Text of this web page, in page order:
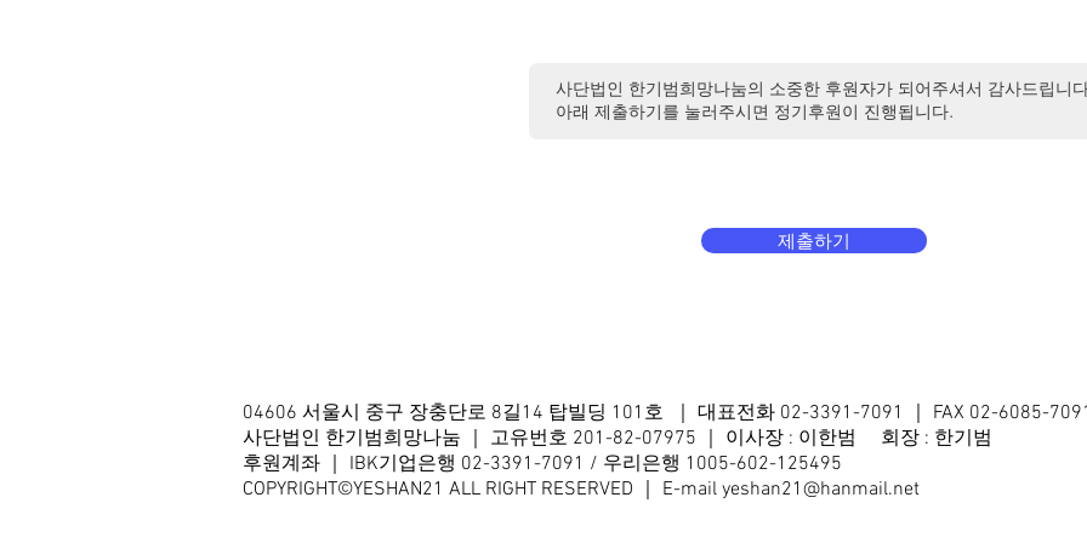
제출하기
04606 서울시 중구 장충단로 8길14 탑빌딩 101호
｜ 대표전화 02-3391-7091 ｜ FAX 02-6085-
사단법인 한기범희망나눔 ｜ 고유번호 201-82-07975 ｜ 이사장 : 이한범 회장 : 한기범
후원계좌 ｜ IBK기업은행 02-3391-7091 / 우리은행 1005-602-125495
COPYRIGHT©YESHAN21 ALL RIGHT RESERVED ｜ E-mail yeshan21@hanmail.net